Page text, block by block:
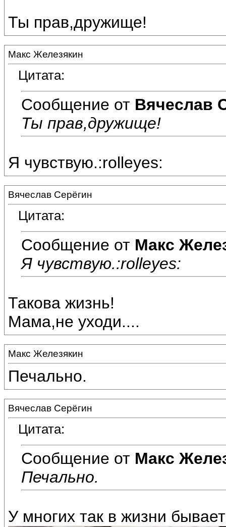
Ты прав,дружище!
Макс Железякин
Цитата:
Сообщение от Вячеслав
Ты прав,дружище!
Я чувствую.:rolleyes:
Вячеслав Серёгин
Цитата:
Сообщение от Макс
Я чувствую.:rolleyes:
Такова жизнь!
Мама,не уходи....
Макс Железякин
Печально.
Вячеслав Серёгин
Цитата:
Сообщение от Макс
Печально.
У многих так в жизни